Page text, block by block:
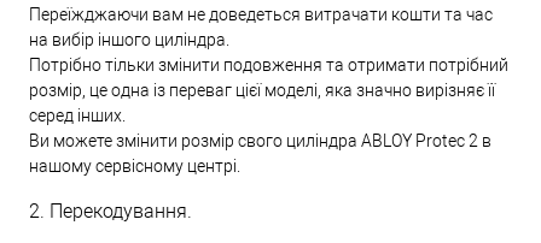
Переїжджаючи вам не доведеться витрачати кошти та час
на вибір іншого циліндра.
Потрібно тільки змінити подовження та отримати потрібний
розмір, це одна із переваг цієї моделі, яка значно вирізняє її
серед інших.
Ви можете змінити розмір свого циліндра ABLOY Protec 2 в
нашому сервісному центрі.
2. Перекодування.